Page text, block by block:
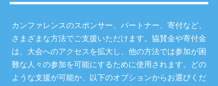
カンファレンスのスポンサー、パートナー、寄付など、
さまざまな方法でご支援いただけます。協賛金や寄付金
は、大会へのアクセスを拡大し、他の方法では参加が困
難な人々の参加を可能にするために使用されます。どの
ような支援が可能か、以下のオプションからお選びくだ